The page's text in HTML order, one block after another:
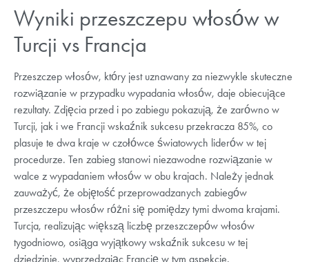
Wyniki przeszczepu włosów w
Turcji vs Francja
Przeszczep włosów, który jest uznawany za niezwykle skuteczne
rozwiązanie w przypadku wypadania włosów, daje obiecujące
rezultaty. Zdjęcia przed i po zabiegu pokazują, że zarówno w
Turcji, jak i we Francji wskaźnik sukcesu przekracza 85%, co
plasuje te dwa kraje w czołówce światowych liderów w tej
procedurze. Ten zabieg stanowi niezawodne rozwiązanie w
walce z wypadaniem włosów w obu krajach. Należy jednak
zauważyć, że objętość przeprowadzanych zabiegów
przeszczepu włosów różni się pomiędzy tymi dwoma krajami.
Turcja, realizując większą liczbę przeszczepów włosów
tygodniowo, osiąga wyjątkowy wskaźnik sukcesu w tej
dziedzinie, wyprzedzając Francję w tym aspekcie.